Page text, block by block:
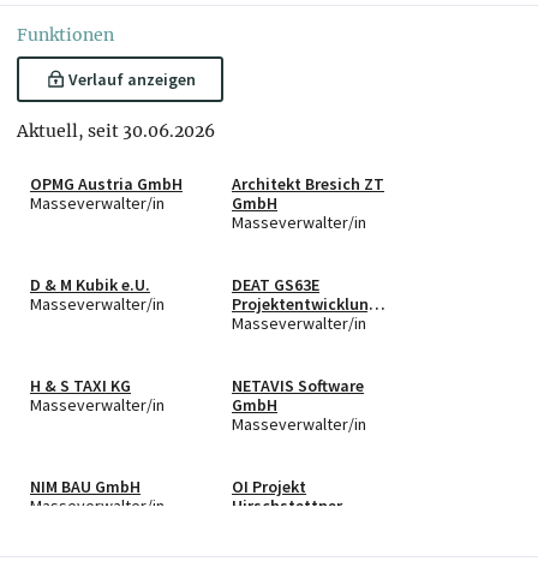
Funktionen
Verlauf anzeigen
Aktuell, seit 30.06.2026
OPMG Austria GmbH
Masseverwalter/in
Architekt Bresich ZT
GmbH
Masseverwalter/in
D & M Kubik e.U.
Masseverwalter/in
DEAT GS63E
Projektentwicklung
GmbH & Co KG
Masseverwalter/in
H & S TAXI KG
Masseverwalter/in
NETAVIS Software
GmbH
Masseverwalter/in
NIM BAU GmbH
Masseverwalter/in
OI Projekt
Hirschstettner